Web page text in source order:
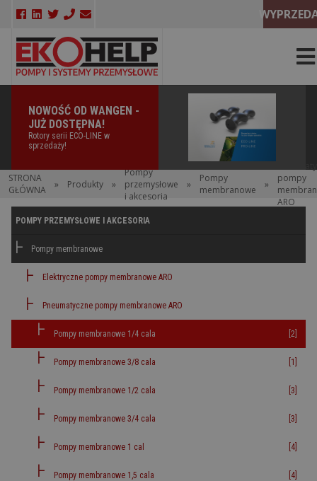
OD WANGEN -
serii ECO-LINE w
STRONA
GŁÓWNA
» Produkty »
Pompy
przemysłowe
i akcesoria
»
Pompy
membranowe
»
pompy
ARO
POMPY PRZEMYSŁOWE I AKCESORIA
Pompy membranowe
Elektryczne pompy membranowe ARO
Pneumatyczne pompy membranowe ARO
Pompy membranowe 1/4 cala [2]
Pompy membranowe 3/8 cala [1]
Pompy membranowe 1/2 cala [3]
Pompy membranowe 3/4 cala [3]
Pompy membranowe 1 cal [4]
Pompy membranowe 1,5 cala [4]